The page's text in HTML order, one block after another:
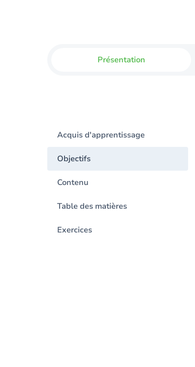
Présentation
Acquis d'apprentissage
Objectifs
Contenu
Table des matières
Exercices